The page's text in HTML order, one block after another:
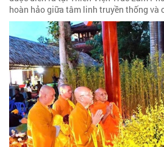
hoàn hảo giữa tâm linh truyền thống và